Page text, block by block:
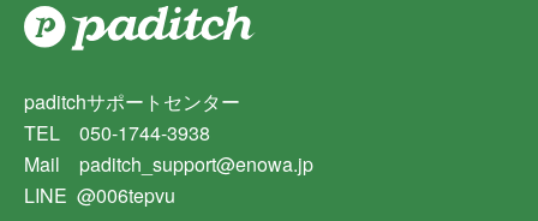
paditchサポートセンター
TEL 050-1744-3938
Mail paditch_support@enowa.jp
LINE @006tepvu